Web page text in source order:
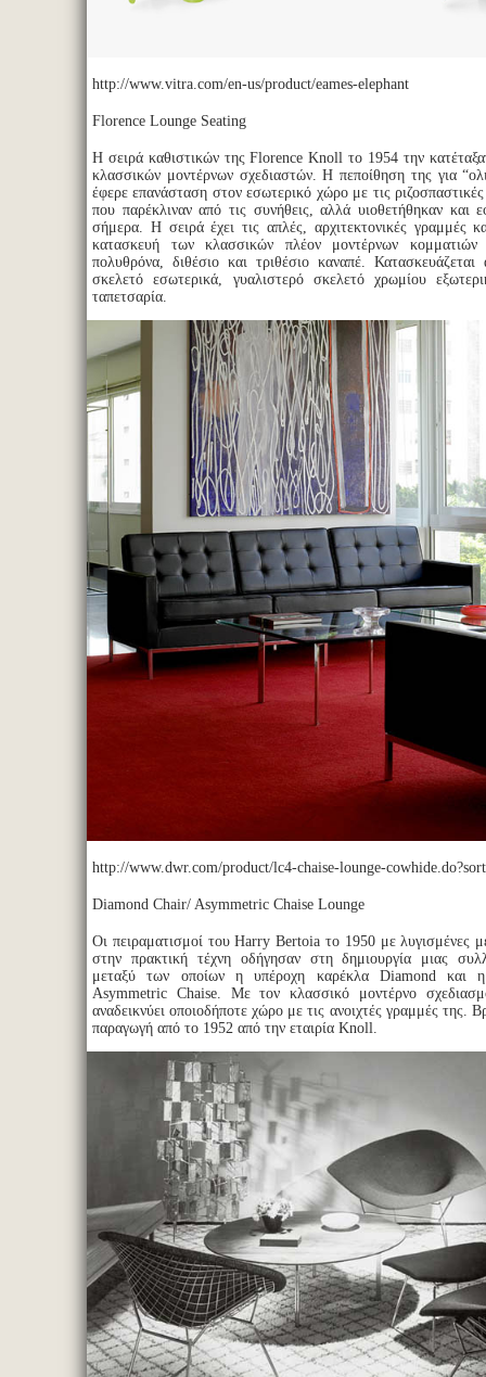
http://www.vitra.com/en-us/product/eames-elephant
Florence Lounge Seating
Η σειρά καθιστικών της Florence Knoll το 1954 την
κλασσικών μοντέρνων σχεδιαστών. Η πεποίθηση της για
έφερε επανάσταση στον εσωτερικό χώρο με τις
που παρέκλιναν από τις συνήθεις, αλλά υιοθετήθηκαν και
σήμερα. Η σειρά έχει τις απλές, αρχιτεκτονικές γραμμές
κατασκευή των κλασσικών πλέον μοντέρνων κομματιών
πολυθρόνα, διθέσιο και τριθέσιο καναπέ.
σκελετό εσωτερικά, γυαλιστερό σκελετό χρωμίου
ταπετσαρία.
http://www.dwr.com/product/lc4-chaise-lounge-
Diamond Chair/ Asymmetric Chaise Lounge
Οι πειραματισμοί του Harry Bertoia το 1950 με λυγισμένες
στην πρακτική τέχνη οδήγησαν στη δημιουργία μιας
μεταξύ των οποίων η υπέροχη καρέκλα Diamond και η
Asymmetric Chaise. Με τον κλασσικό μοντέρνο
αναδεικνύει οποιοδήποτε χώρο με τις ανοιχτές γραμμές της.
παραγωγή από το 1952 από την εταιρία Knoll.